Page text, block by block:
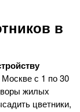
в
Москве с 1 по 30
жилых
цветники,